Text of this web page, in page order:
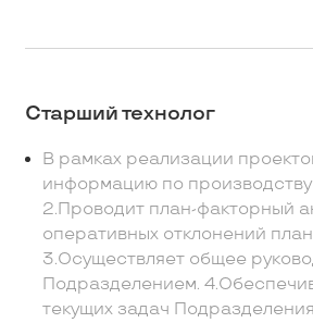
Старший технолог
В рамках реализации
информацию по производству
2.Проводит план-факторный
оперативных отклонений
3.Осуществляет общее
Подразделением.
текущих задач